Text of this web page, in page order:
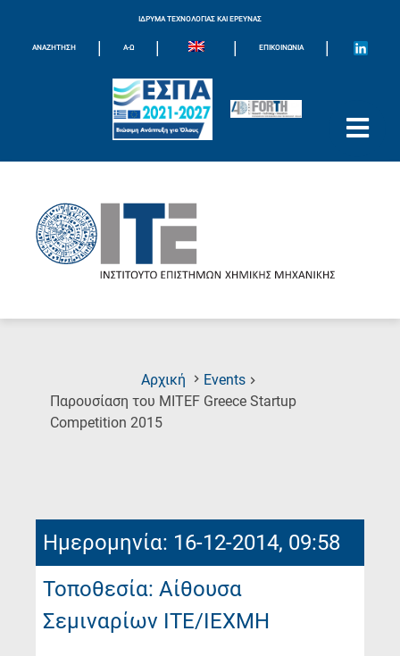
ΙΔΡΥΜΑ ΤΕΧΝΟΛΟΓΙΑΣ ΚΑΙ ΕΡΕΥΝΑΣ
ΑΝΑΖΗΤΗΣΗ | Α-Ω | | ΕΠΙΚΟΙΝΩΝΊΑ |
Αρχική
Events
Παρουσίαση του MITEF Greece Startup
Competition 2015(Current
Ημερομηνία: 16-12-2014, 09:58
Τοποθεσία: Αίθουσα
Σεμιναρίων ΙΤΕ/ΙΕΧΜΗ